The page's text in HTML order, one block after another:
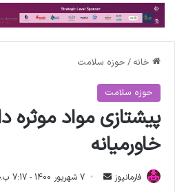
خانه / حوزه سلامت
حوزه سلامت
پیشتازی مواد موثره
خاورمیانه
فارمانیوز
7 شهریور 1400 - 7:17 ب.ظ